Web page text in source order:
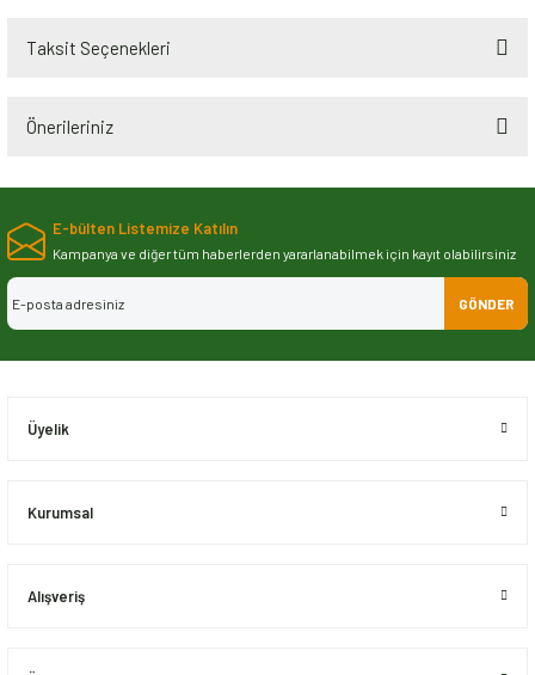
Taksit Seçenekleri
Önerileriniz
Bu ürünün fiyat bilgisi, resim, ürün açıklamalarında ve diğer konularda
iletebilirsiniz.
Görüş ve önerileriniz için teşekkür ederiz.
Ürün resmi kalitesiz, bozuk veya görüntülenemiyor.
E-bülten Listemize Katılın
Kampanya ve diğer tüm haberlerden yararlanabilmek için kayıt olabilirsiniz
GÖNDER
Üyelik
Kurumsal
Alışveriş